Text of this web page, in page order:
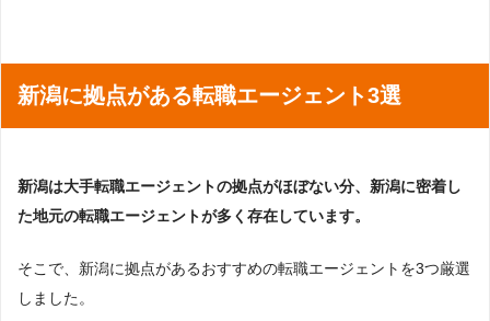
新潟に拠点がある転職エージェント3選
新潟は大手転職エージェントの拠点がほぼない分、新潟に密着し
た地元の転職エージェントが多く存在しています。
そこで、新潟に拠点があるおすすめの転職エージェントを3つ厳選
しました。